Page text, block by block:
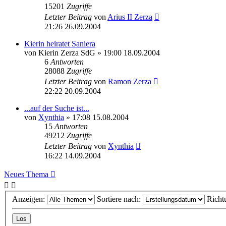
15201 Zugriffe
Letzter Beitrag von Arius II Zerza
21:26 26.09.2004
Kierin heiratet Saniera
von Kierin Zerza SdG » 19:00 18.09.2004
6 Antworten
28088 Zugriffe
Letzter Beitrag von Ramon Zerza
22:22 20.09.2004
...auf der Suche ist...
von Xynthia » 17:08 15.08.2004
15 Antworten
49212 Zugriffe
Letzter Beitrag von Xynthia
16:22 14.09.2004
Neues Thema
Anzeigen: Sortiere nach: